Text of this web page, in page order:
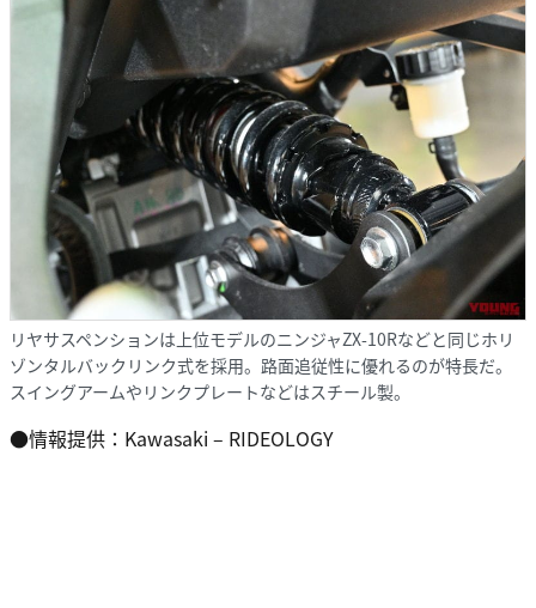
リヤサスペンションは上位モデルのニンジャZX-10Rなどと同じホリ
ゾンタルバックリンク式を採用。路面追従性に優れるのが特長だ。
スイングアームやリンクプレートなどはスチール製。
●情報提供：Kawasaki – RIDEOLOGY